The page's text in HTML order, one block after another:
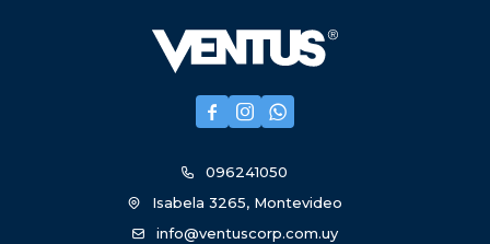
  
096241050
Isabela 3265, Montevideo
info@ventuscorp.com.uy